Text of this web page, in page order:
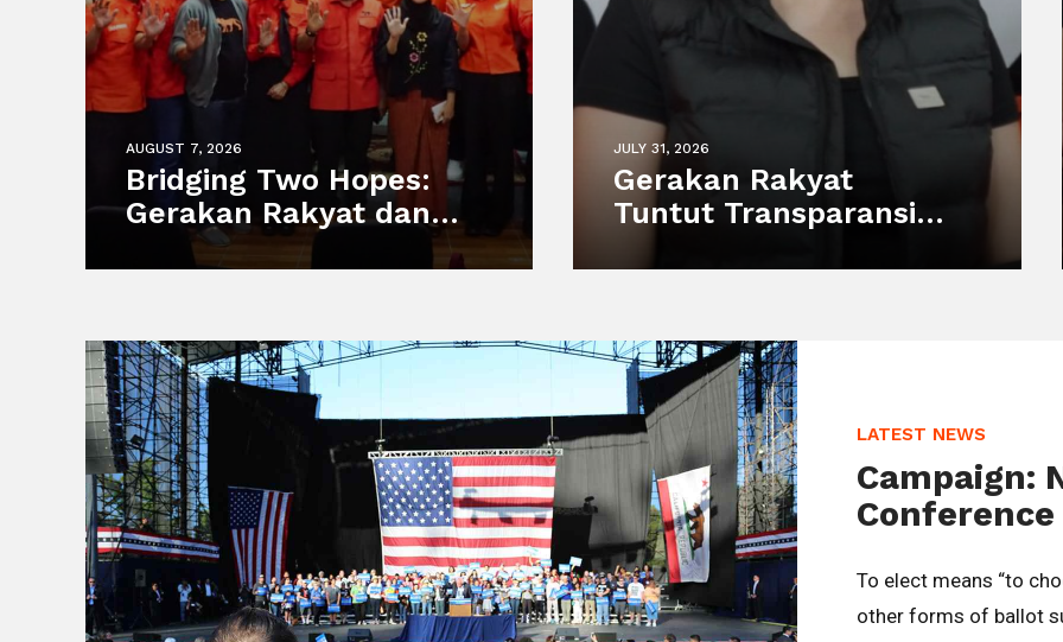
AUGUST 7, 2026
Bridging Two Hopes:
Gerakan Rakyat dan
Partai MUDA Malaysia
Satukan Visi Politik
JULY 31, 2026
Gerakan Rakyat
Tuntut Transparansi
Putih Anggun di
LATEST NEWS
Campaign:
Conference
To elect means “to
other forms of ballot